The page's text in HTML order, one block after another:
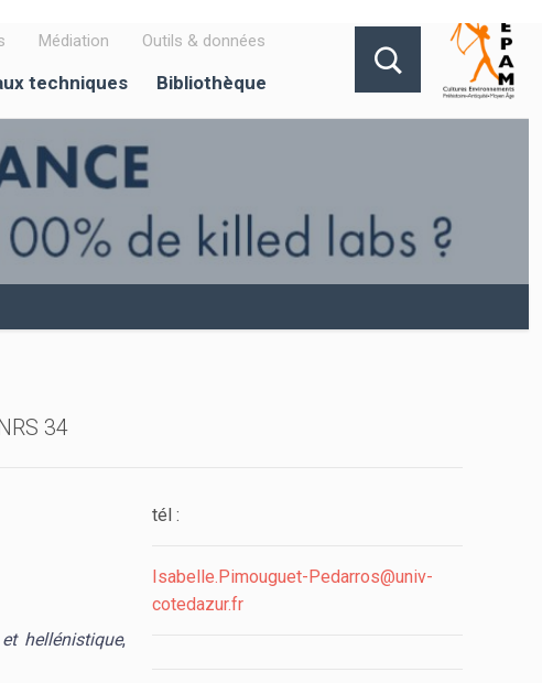
Médiation Outils & données
techniques Bibliothèque
34
hellénistique,
tél :
Isabelle.Pimouguet-Pedarros@univ-
cotedazur.fr